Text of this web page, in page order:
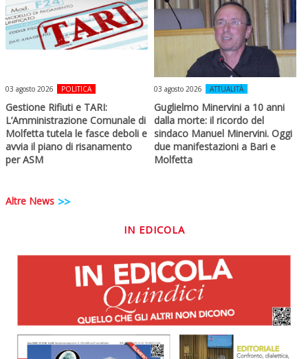
03 agosto 2026 POLITICA
Gestione Rifiuti e TARI:
L’Amministrazione Comunale di
Molfetta tutela le fasce deboli e
avvia il piano di risanamento
per ASM
03 agosto 2026 ATTUALITÀ
Guglielmo Minervini a 10 anni
dalla morte: il ricordo del
sindaco Manuel Minervini. Oggi
due manifestazioni a Bari e
Molfetta
Altre News >>
IN EDICOLA